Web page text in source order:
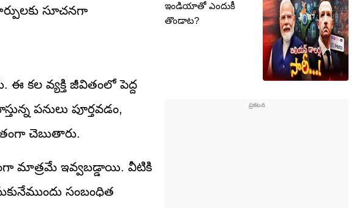
సూచనగా
ఈ కల వ్యక్తి జీవితంలో పెద్ద
పనులు పూర్తవడం,
చెబుతారు.
మాత్రమే ఇవ్వబడ్డాయి. వీటికి
సంబంధిత
ఇండియాతో ఎందుకీ
తొండాట?